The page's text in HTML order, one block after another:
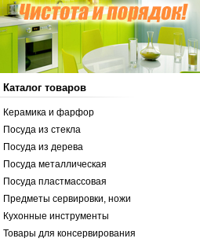
Каталог товаров
Керамика и фарфор
Посуда из стекла
Посуда из дерева
Посуда металлическая
Посуда пластмассовая
Предметы сервировки, ножи
Кухонные инструменты
Товары для консервирования